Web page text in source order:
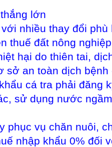
lớn
nhiều thay đổi phù
thuế đất nông nghiệp
hại do thiên tai,
sở an toàn dịch bệnh
cá tra phải đăng
sử dụng nước
phục vụ chăn nuôi,
nhập khẩu 0% đối